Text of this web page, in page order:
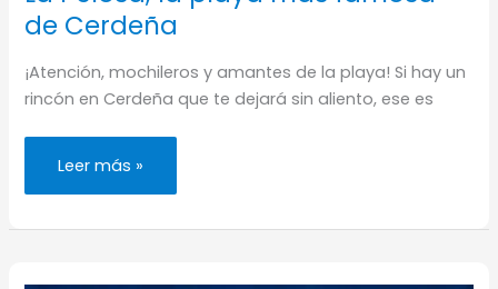
de Cerdeña
¡Atención, mochileros y amantes de la playa! Si hay un
rincón en Cerdeña que te dejará sin aliento, ese es
La
la
más
Leer más »